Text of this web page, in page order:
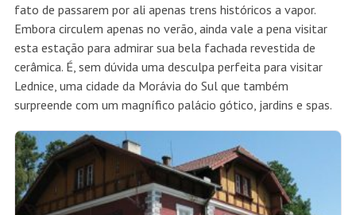
fato de passarem por ali apenas trens históricos a vapor.
Embora circulem apenas no verão, ainda vale a pena visitar
esta estação para admirar sua bela fachada revestida de
cerâmica. É, sem dúvida uma desculpa perfeita para visitar
Lednice, uma cidade da Morávia do Sul que também
surpreende com um magnífico palácio gótico, jardins e spas.